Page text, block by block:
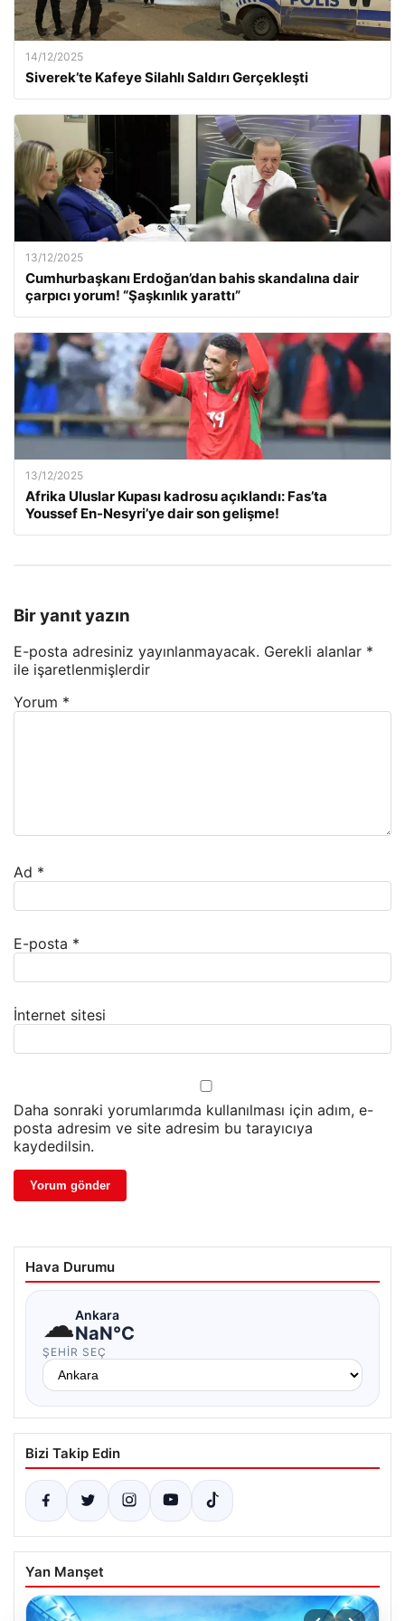
14/12/2025
Siverek’te Kafeye Silahlı Saldırı Gerçekleşti
13/12/2025
Cumhurbaşkanı Erdoğan’dan bahis skandalına dair
çarpıcı yorum! “Şaşkınlık yarattı”
13/12/2025
Afrika Uluslar Kupası kadrosu açıklandı: Fas’ta
Youssef En-Nesyri’ye dair son gelişme!
Bir yanıt yazın
E-posta adresiniz yayınlanmayacak. Gerekli alanlar *
ile işaretlenmişlerdir
Yorum *
Ad *
E-posta *
İnternet sitesi
Daha sonraki yorumlarımda kullanılması için adım, e-
posta adresim ve site adresim bu tarayıcıya
kaydedilsin.
Hava Durumu
☁Ankara
NaN°C
ŞEHIR SEÇ
Bizi Takip Edin
Yan Manşet